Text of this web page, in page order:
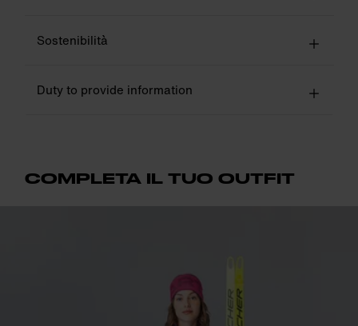
Sostenibilità
Duty to provide information
COMPLETA IL TUO OUTFIT